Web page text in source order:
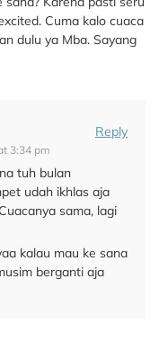
Cuma kalo cuaca
dulu ya Mba. Sayang
3:34 pm
Reply
tuh bulan
udah ikhlas aja
sama, lagi
kalau mau ke sana
berganti aja